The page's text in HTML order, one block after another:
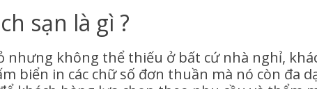
sạn là gì ?
nhưng không thể thiếu ở bất cứ nhà nghỉ,
biển in các chữ số đơn thuần mà nó còn đa